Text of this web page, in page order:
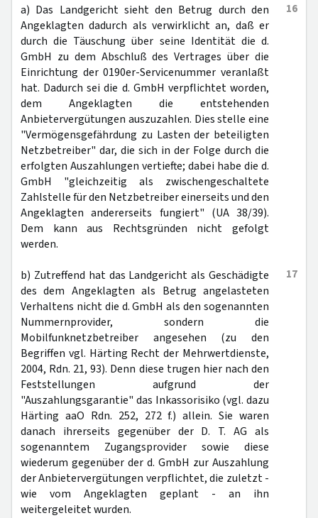
16
a) Das Landgericht sieht den Betrug durch den
Angeklagten dadurch als verwirklicht an, daß er
durch die Täuschung über seine Identität die d.
GmbH zu dem Abschluß des Vertrages über die
Einrichtung der 0190er-Servicenummer veranlaßt
hat. Dadurch sei die d. GmbH verpflichtet worden,
dem Angeklagten die entstehenden
Anbietervergütungen auszuzahlen. Dies stelle eine
"Vermögensgefährdung zu Lasten der beteiligten
Netzbetreiber" dar, die sich in der Folge durch die
erfolgten Auszahlungen vertiefte; dabei habe die d.
GmbH "gleichzeitig als zwischengeschaltete
Zahlstelle für den Netzbetreiber einerseits und den
Angeklagten andererseits fungiert" (UA 38/39).
Dem kann aus Rechtsgründen nicht gefolgt
werden.
17
b) Zutreffend hat das Landgericht als Geschädigte
des dem Angeklagten als Betrug angelasteten
Verhaltens nicht die d. GmbH als den sogenannten
Nummernprovider, sondern die
Mobilfunknetzbetreiber angesehen (zu den
Begriffen vgl. Härting Recht der Mehrwertdienste,
2004, Rdn. 21, 93). Denn diese trugen hier nach den
Feststellungen aufgrund der
"Auszahlungsgarantie" das Inkassorisiko (vgl. dazu
Härting aaO Rdn. 252, 272 f.) allein. Sie waren
danach ihrerseits gegenüber der D. T. AG als
sogenanntem Zugangsprovider sowie diese
wiederum gegenüber der d. GmbH zur Auszahlung
der Anbietervergütungen verpflichtet, die zuletzt -
wie vom Angeklagten geplant - an ihn
weitergeleitet wurden.